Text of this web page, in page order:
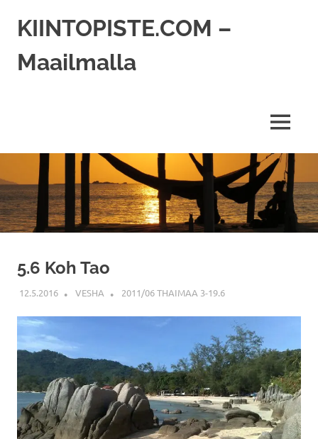
KIINTOPISTE.COM –
Maailmalla
MENU
5.6 Koh Tao
12.5.2016 VESHA 2011/06 THAIMAA 3-19.6